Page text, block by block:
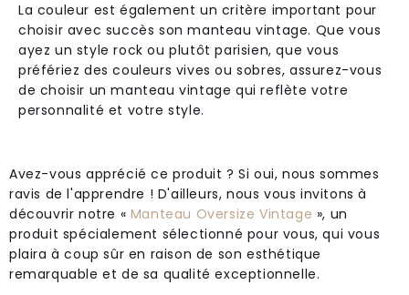
La couleur est également un critère important pour
choisir avec succès son manteau vintage. Que vous
ayez un style rock ou plutôt parisien, que vous
préfériez des couleurs vives ou sobres, assurez-vous
de choisir un manteau vintage qui reflète votre
personnalité et votre style.
Avez-vous apprécié ce produit ? Si oui, nous sommes
ravis de l'apprendre ! D'ailleurs, nous vous invitons à
découvrir notre « Manteau Oversize Vintage », un
produit spécialement sélectionné pour vous, qui vous
plaira à coup sûr en raison de son esthétique
remarquable et de sa qualité exceptionnelle.